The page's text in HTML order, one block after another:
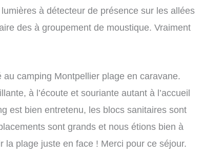
à détecteur de présence sur les allées
des à groupement de moustique. Vraiment
au camping Montpellier plage en caravane.
à l’écoute et souriante autant à l’accueil
est bien entretenu, les blocs sanitaires sont
sont grands et nous étions bien à
la plage juste en face ! Merci pour ce séjour.